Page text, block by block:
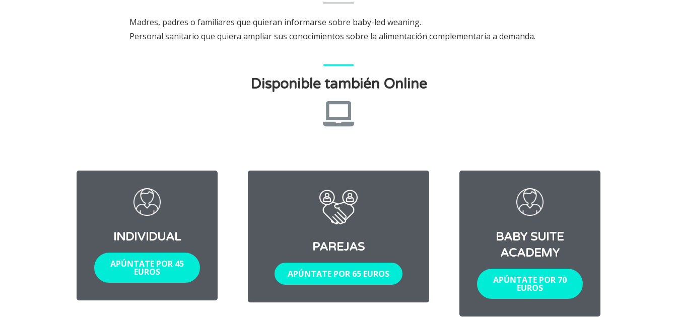
Madres, padres o familiares que quieran informarse sobre baby-led weaning.
Personal sanitario que quiera ampliar sus conocimientos sobre la alimentación complementaria a demanda.
Disponible también Online
INDIVIDUAL
APÚNTATE POR 45
EUROS
PAREJAS
APÚNTATE POR 65 EUROS
BABY SUITE
ACADEMY
APÚNTATE POR 70
EUROS